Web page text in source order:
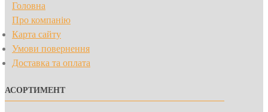
Головна
Про компанію
Карта сайту
Умови повернення
Доставка та оплата
АСОРТИМЕНТ